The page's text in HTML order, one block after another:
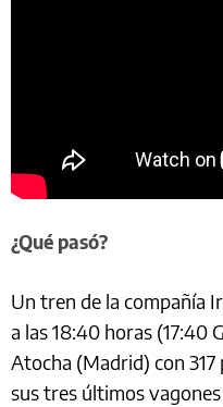
¿Qué pasó?
Un tren de la compañía
a las 18:40 horas (17:40
Atocha (Madrid) con
sus tres últimos